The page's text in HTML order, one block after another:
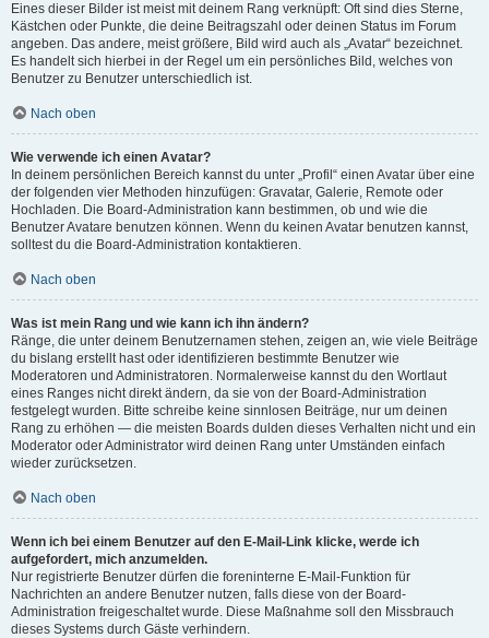
Eines dieser Bilder ist meist mit deinem Rang verknüpft: Oft sind dies Sterne,
Kästchen oder Punkte, die deine Beitragszahl oder deinen Status im Forum
angeben. Das andere, meist größere, Bild wird auch als „Avatar“ bezeichnet.
Es handelt sich hierbei in der Regel um ein persönliches Bild, welches von
Benutzer zu Benutzer unterschiedlich ist.
Nach oben
Wie verwende ich einen Avatar?
In deinem persönlichen Bereich kannst du unter „Profil“ einen Avatar über eine
der folgenden vier Methoden hinzufügen: Gravatar, Galerie, Remote oder
Hochladen. Die Board-Administration kann bestimmen, ob und wie die
Benutzer Avatare benutzen können. Wenn du keinen Avatar benutzen kannst,
solltest du die Board-Administration kontaktieren.
Nach oben
Was ist mein Rang und wie kann ich ihn ändern?
Ränge, die unter deinem Benutzernamen stehen, zeigen an, wie viele Beiträge
du bislang erstellt hast oder identifizieren bestimmte Benutzer wie
Moderatoren und Administratoren. Normalerweise kannst du den Wortlaut
eines Ranges nicht direkt ändern, da sie von der Board-Administration
festgelegt wurden. Bitte schreibe keine sinnlosen Beiträge, nur um deinen
Rang zu erhöhen — die meisten Boards dulden dieses Verhalten nicht und ein
Moderator oder Administrator wird deinen Rang unter Umständen einfach
wieder zurücksetzen.
Nach oben
Wenn ich bei einem Benutzer auf den E-Mail-Link klicke, werde ich
aufgefordert, mich anzumelden.
Nur registrierte Benutzer dürfen die foreninterne E-Mail-Funktion für
Nachrichten an andere Benutzer nutzen, falls diese von der Board-
Administration freigeschaltet wurde. Diese Maßnahme soll den Missbrauch
dieses Systems durch Gäste verhindern.